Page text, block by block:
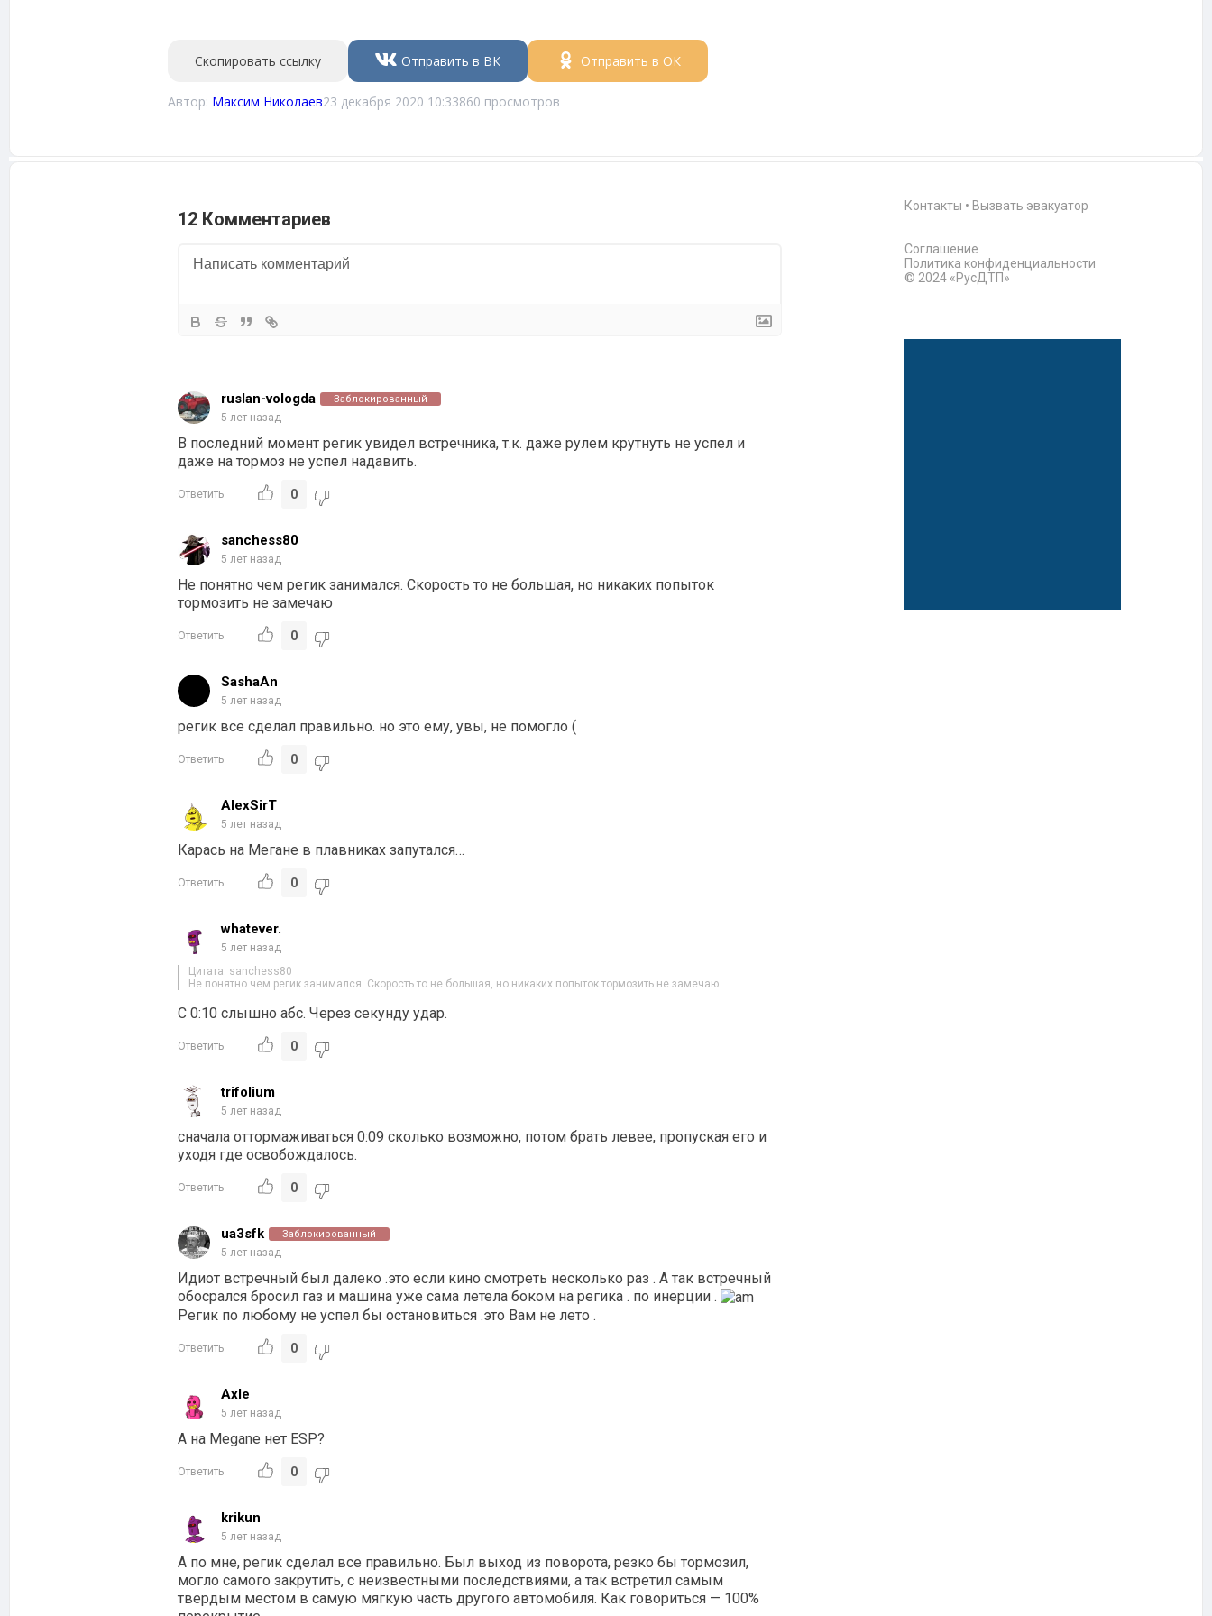
Скопировать ссылку Отправить в ВК Отправить в ОК
Автор: Максим Николаев23 декабря 2020 10:33860 просмотров
12 Комментариев
ruslan-vologda Заблокированный
5 лет назад
В последний момент регик увидел встречника, т.к. даже рулем крутнуть не успел и
даже на тормоз не успел надавить.
Ответить 0
sanchess80
5 лет назад
Не понятно чем регик занимался. Скорость то не большая, но никаких попыток
тормозить не замечаю
Ответить 0
SashaAn
5 лет назад
регик все сделал правильно. но это ему, увы, не помогло (
Ответить 0
AlexSirT
5 лет назад
Карась на Мегане в плавниках запутался…
Ответить 0
whatever.
5 лет назад
Цитата: sanchess80
Не понятно чем регик занимался. Скорость то не большая, но никаких попыток тормозить не замечаю
С 0:10 слышно абс. Через секунду удар.
Ответить 0
trifolium
5 лет назад
сначала оттормаживаться 0:09 сколько возможно, потом брать левее, пропуская его и
уходя где освобождалось.
Ответить 0
ua3sfk Заблокированный
5 лет назад
Идиот встречный был далеко .это если кино смотреть несколько раз . А так встречный
обосрался бросил газ и машина уже сама летела боком на регика . по инерции .
Регик по любому не успел бы остановиться .это Вам не лето .
Ответить 0
Axle
5 лет назад
А на Megane нет ESP?
Ответить 0
krikun
5 лет назад
А по мне, регик сделал все правильно. Был выход из поворота, резко бы тормозил,
могло самого закрутить, с неизвестными последствиями, а так встретил самым
твердым местом в самую мягкую часть другого автомобиля. Как говориться — 100%
Контакты • Вызвать эвакуатор
Соглашение
Политика конфиденциальности
© 2024 «РусДТП»